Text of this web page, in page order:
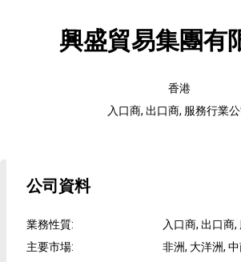
興盛貿易集團有
香港
入口商, 出口商, 服務行業公
公司資料
業務性質:
入口商, 出口商,
主要市場:
非洲, 大洋洲,